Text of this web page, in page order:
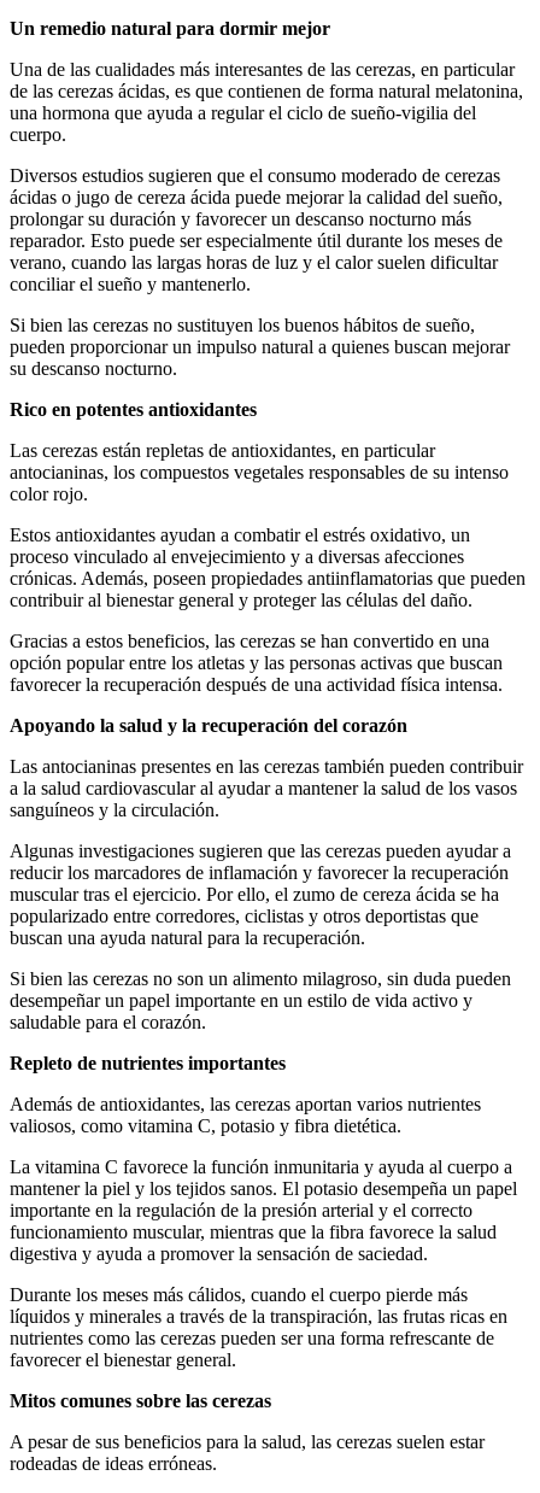
Un remedio natural para dormir mejor
Una de las cualidades más interesantes de las cerezas, en particular
de las cerezas ácidas, es que contienen de forma natural melatonina,
una hormona que ayuda a regular el ciclo de sueño-vigilia del
cuerpo.
Diversos estudios sugieren que el consumo moderado de cerezas
ácidas o jugo de cereza ácida puede mejorar la calidad del sueño,
prolongar su duración y favorecer un descanso nocturno más
reparador. Esto puede ser especialmente útil durante los meses de
verano, cuando las largas horas de luz y el calor suelen dificultar
conciliar el sueño y mantenerlo.
Si bien las cerezas no sustituyen los buenos hábitos de sueño,
pueden proporcionar un impulso natural a quienes buscan mejorar
su descanso nocturno.
Rico en potentes antioxidantes
Las cerezas están repletas de antioxidantes, en particular
antocianinas, los compuestos vegetales responsables de su intenso
color rojo.
Estos antioxidantes ayudan a combatir el estrés oxidativo, un
proceso vinculado al envejecimiento y a diversas afecciones
crónicas. Además, poseen propiedades antiinflamatorias que pueden
contribuir al bienestar general y proteger las células del daño.
Gracias a estos beneficios, las cerezas se han convertido en una
opción popular entre los atletas y las personas activas que buscan
favorecer la recuperación después de una actividad física intensa.
Apoyando la salud y la recuperación del corazón
Las antocianinas presentes en las cerezas también pueden contribuir
a la salud cardiovascular al ayudar a mantener la salud de los vasos
sanguíneos y la circulación.
Algunas investigaciones sugieren que las cerezas pueden ayudar a
reducir los marcadores de inflamación y favorecer la recuperación
muscular tras el ejercicio. Por ello, el zumo de cereza ácida se ha
popularizado entre corredores, ciclistas y otros deportistas que
buscan una ayuda natural para la recuperación.
Si bien las cerezas no son un alimento milagroso, sin duda pueden
desempeñar un papel importante en un estilo de vida activo y
saludable para el corazón.
Repleto de nutrientes importantes
Además de antioxidantes, las cerezas aportan varios nutrientes
valiosos, como vitamina C, potasio y fibra dietética.
La vitamina C favorece la función inmunitaria y ayuda al cuerpo a
mantener la piel y los tejidos sanos. El potasio desempeña un papel
importante en la regulación de la presión arterial y el correcto
funcionamiento muscular, mientras que la fibra favorece la salud
digestiva y ayuda a promover la sensación de saciedad.
Durante los meses más cálidos, cuando el cuerpo pierde más
líquidos y minerales a través de la transpiración, las frutas ricas en
nutrientes como las cerezas pueden ser una forma refrescante de
favorecer el bienestar general.
Mitos comunes sobre las cerezas
A pesar de sus beneficios para la salud, las cerezas suelen estar
rodeadas de ideas erróneas.